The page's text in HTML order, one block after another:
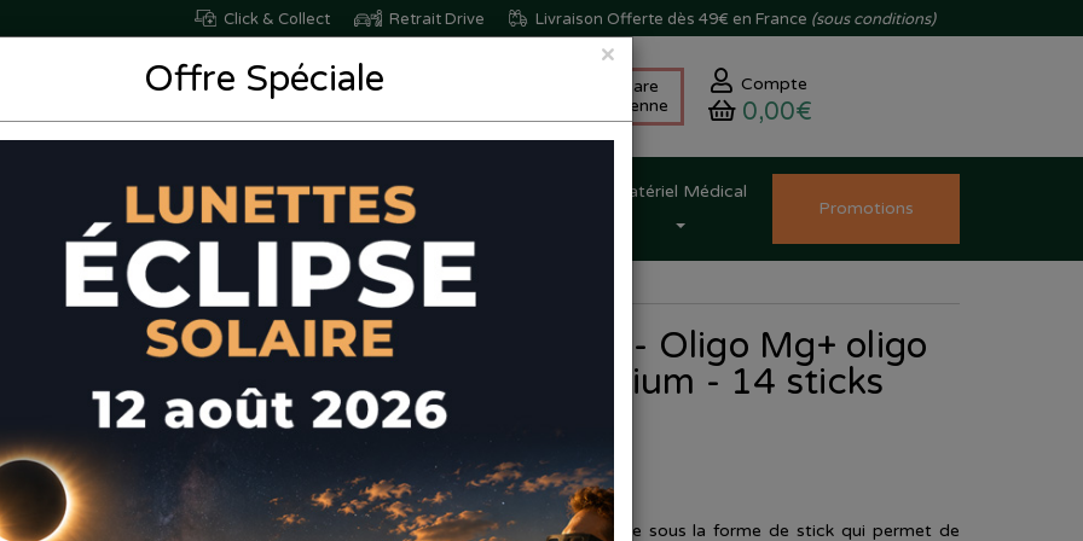
Click & Collect Retrait Drive Livraison Offerte dès 49€ en France (sous conditions)
Skincare
Coréenne
Compte
0,00€
Santé /Bien-être
Matériel Médical
Promotions
Effinov - Oligo Mg+ oligo élements et magnésium - 14 sticks
Laboratoire Effinov - Oligo Mg+ oligo
élements et magnésium - 14 sticks
CODE EAN: 3760195481509
17,99€
Oligo Mg+ est un complément alimentaire sous la forme de stick qui permet de
×
Offre Spéciale